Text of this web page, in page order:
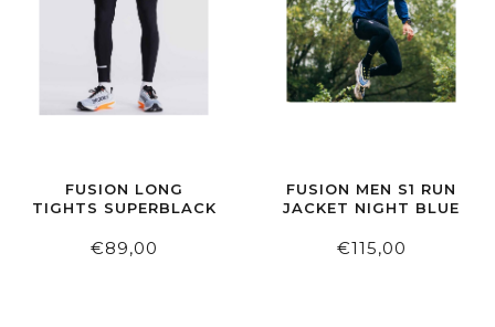
FUSION LONG
TIGHTS SUPERBLACK
€89,00
FUSION MEN S1 RUN
JACKET NIGHT BLUE
€115,00